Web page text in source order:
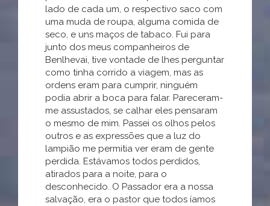
lado de cada um, o respectivo saco com
uma muda de roupa, alguma comida de
seco, e uns maços de tabaco. Fui para
junto dos meus companheiros de
Benlhevai, tive vontade de lhes perguntar
como tinha corrido a viagem, mas as
ordens eram para cumprir, ninguém
podia abrir a boca para falar. Pareceram-
me assustados, se calhar eles pensaram
o mesmo de mim. Passei os olhos pelos
outros e as expressões que a luz do
lampião me permitia ver eram de gente
perdida. Estávamos todos perdidos,
atirados para a noite, para o
desconhecido. O Passador era a nossa
salvação, era o pastor que todos íamos